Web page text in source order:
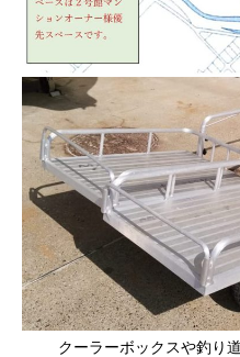
クーラーボックスや釣り